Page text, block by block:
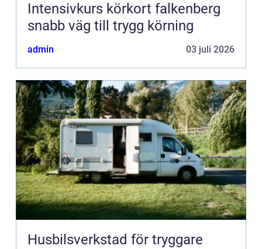
Intensivkurs körkort falkenberg
snabb väg till trygg körning
admin 03 juli 2026
Husbilsverkstad för tryggare